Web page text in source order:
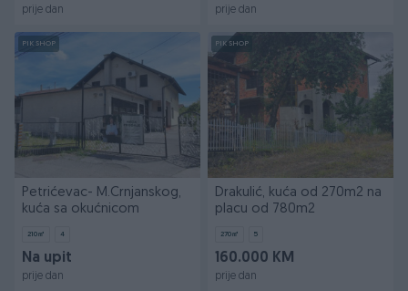
prije dan prije dan
PIK SHOP
Petrićevac- M.Crnjanskog,
kuća sa okućnicom
210㎡ 4
Na upit
prije dan
PIK SHOP
Drakulić, kuća od 270m2 na
placu od 780m2
270㎡ 5
160.000 KM
prije dan